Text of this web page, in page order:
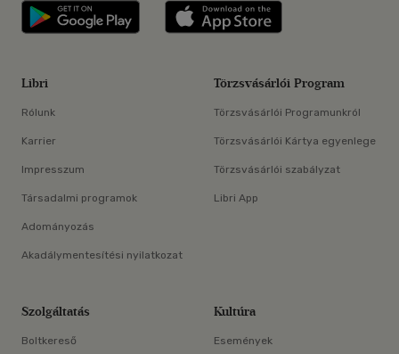
Libri applikáció Szerezd meg: Google
Libri
Rólunk
Karrier
Impresszum
Társadalmi programok
Adományozás
Akadálymentesítési nyilatkozat
Törzsvásárlói Program
Törzsvásárlói Programunkról
Törzsvásárlói Kártya egyenlege
Törzsvásárlói szabályzat
Libri App
Szolgáltatás
Boltkereső
Kultúra
Események